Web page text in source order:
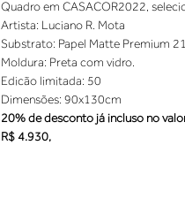
Quadro em CASACOR2022,
Artista: Luciano R. Mota
Substrato: Papel Matte Premium
Moldura: Preta com vidro.
Edicão limitada: 50
Dimensões: 90x130cm
20% de desconto já incluso no
R$ 4.930,